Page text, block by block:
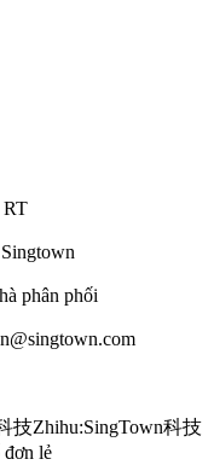
phân phối
技Zhihu:SingTown科技
đơn lẻ